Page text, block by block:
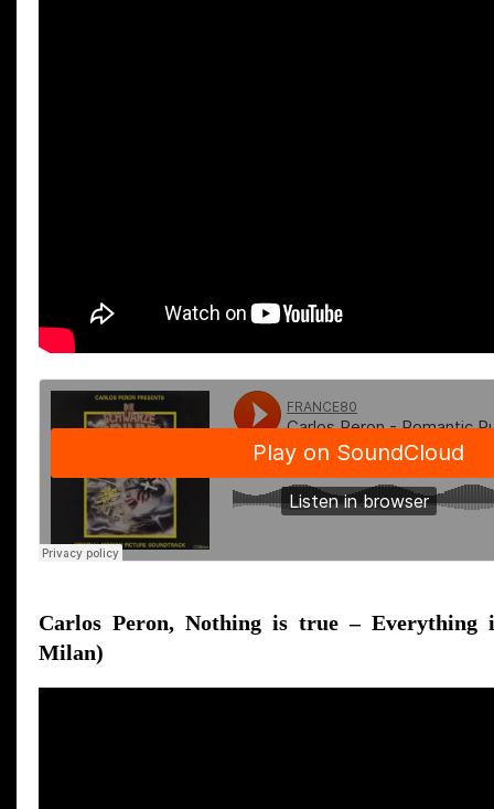
Carlos Peron, Nothing is true – Everything
Milan)